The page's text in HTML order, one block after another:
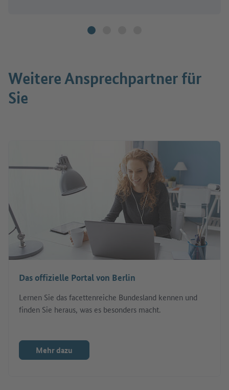
Weitere Ansprechpartner für
Sie
Das offizielle Portal von Berlin
Lernen Sie das facettenreiche Bundesland kennen und
finden Sie heraus, was es besonders macht.
Mehr dazu